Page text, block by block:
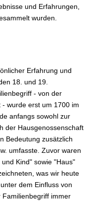
und Erfahrungen,
wurden.
Erfahrung und
18. und 19.
- von der
wurde erst um 1700 im
anfangs sowohl zur
der Hausgenossenschaft
Bedeutung zusätzlich
umfasste. Zuvor waren
Kind" sowie "Haus"
was wir heute
dem Einfluss von
Familienbegriff immer